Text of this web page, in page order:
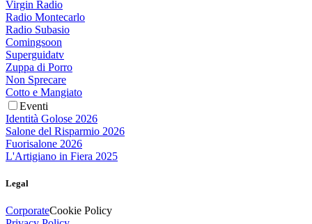
Virgin Radio
Radio Montecarlo
Radio Subasio
Comingsoon
Superguidatv
Zuppa di Porro
Non Sprecare
Cotto e Mangiato
Eventi
Identità Golose 2026
Salone del Risparmio 2026
Fuorisalone 2026
L'Artigiano in Fiera 2025
Legal
CorporateCookie Policy